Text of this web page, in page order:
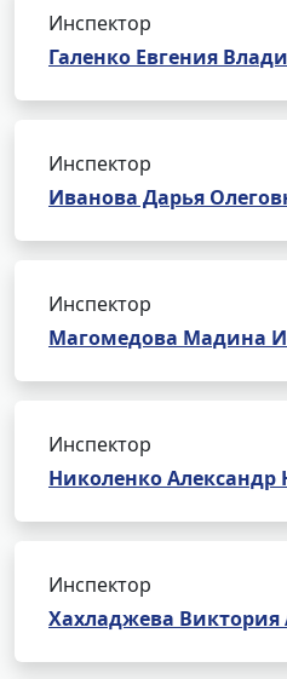
Инспектор
Галенко Евгения
Инспектор
Иванова Дарья
Инспектор
Магомедова Мадина
Инспектор
Николенко Александр
Инспектор
Хахладжева Виктория